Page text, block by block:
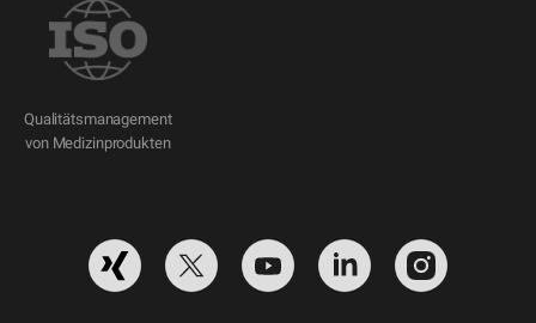
Qualitätsmanagement
von Medizinprodukten